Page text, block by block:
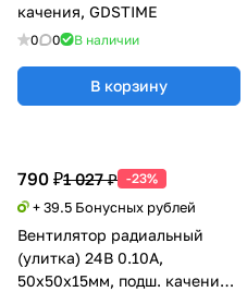
качения, GDSTIME
0 0 В наличии
В корзину
790 ₽1 027 ₽ -23%
+ 39.5 Бонусных рублей
Вентилятор радиальный
(улитка) 24В 0.10А,
50х50х15мм, подш. качения,